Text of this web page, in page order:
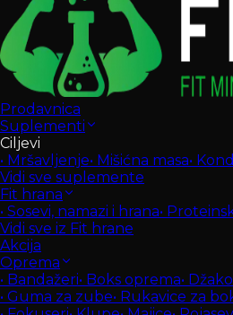
Prodavnica
Suplementi
Ciljevi
• Mršavljenje• Mišićna masa•
Vidi sve suplemente
Fit hrana
• Sosevi, namazi i hrana•
Vidi sve iz Fit hrane
Akcija
Oprema
• Bandažeri• Boks oprema•
• Guma za zube• Rukavice za